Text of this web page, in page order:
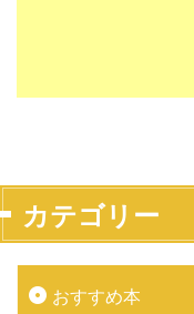
カテゴリー
おすすめ本